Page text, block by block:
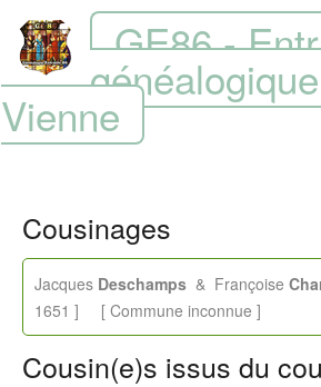
GE86 -
Vienne
Cousinages
Jacques Deschamps & Françoise
1651 ] [ Commune inconnue ]
Cousin(e)s issus du